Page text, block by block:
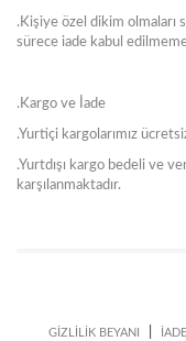
.Kişiye özel dikim olmaları
sürece iade kabul
.Kargo ve İade
.Yurtiçi kargolarımız
.Yurtdışı kargo bedeli ve
karşılanmaktadır.
GİZLİLİK BEYANI